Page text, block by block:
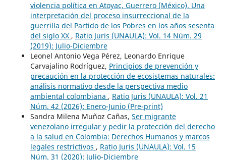
violencia política en Atoyac, Guerrero (México). Una
interpretación del proceso insurreccional de la
guerrilla del Partido de los Pobres en los años sesenta
del siglo XX , Ratio Juris (UNAULA): Vol. 14 Núm. 29
(2019): Julio-Diciembre
Leonel Antonio Vega Pérez, Leonardo Enrique
Carvajalino Rodríguez, Principios de prevención y
precaución en la protección de ecosistemas naturales:
análisis normativo desde la perspectiva medio
ambiental colombiana , Ratio Juris (UNAULA): Vol. 21
Núm. 42 (2026): Enero-Junio (Pre-print)
Sandra Milena Muñoz Cañas, Ser migrante
venezolano irregular y pedir la protección del derecho
a la salud en Colombia: Derechos Humanos y marcos
legales restrictivos , Ratio Juris (UNAULA): Vol. 15
Núm. 31 (2020): Julio-Diciembre